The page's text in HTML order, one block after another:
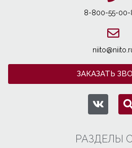
8-800-55-00-
ЗАКАЗАТЬ
РАЗДЕЛЫ